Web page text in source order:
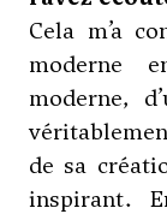
Cela m’a
moderne
moderne,
de sa
inspirant.